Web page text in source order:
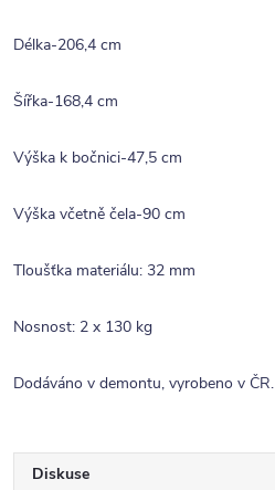
Délka-206,4 cm
Šířka-168,4 cm
Výška k bočnici-47,5 cm
Výška včetně čela-90 cm
Tloušťka materiálu: 32 mm
Nosnost: 2 x 130 kg
Dodáváno v demontu, vyrobeno v ČR.
Diskuse